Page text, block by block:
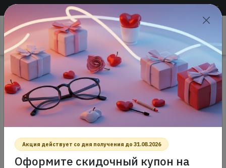
Доставка по всей России +7 (383) 288-54-55
САЛОН ОПТИКИ
Проверить
зрение
Главная
Интернет-магазин оптики
Солнцезащитные очки
VICTORIA BECKHAM VB631S 001 Солнцезащитные очки
VICTORIA BECKHAM VB631S 001
СОЛНЦЕЗАЩИТНЫЕ ОЧКИ
Акция действует со дня получения до 31.08.2026
Оформите скидочный купон на